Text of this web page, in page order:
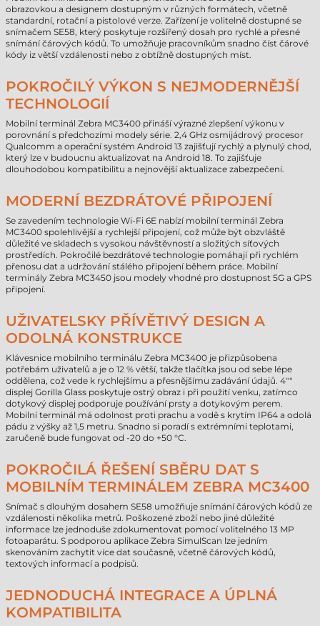
obrazovkou a designem dostupným v různých formátech, včetně
standardní, rotační a pistolové verze. Zařízení je volitelně dostupné se
snímačem SE58, který poskytuje rozšířený dosah pro rychlé a přesné
snímání čárových kódů. To umožňuje pracovníkům snadno číst čárové
kódy iz větší vzdálenosti nebo z obtížně dostupných míst.
POKROČILÝ VÝKON S NEJMODERNĚJŠÍ
TECHNOLOGIÍ
Mobilní terminál Zebra MC3400 přináší výrazné zlepšení výkonu v
porovnání s předchozími modely série. 2,4 GHz osmijádrový procesor
Qualcomm a operační systém Android 13 zajišťují rychlý a plynulý chod,
který lze v budoucnu aktualizovat na Android 18. To zajišťuje
dlouhodobou kompatibilitu a nejnovější aktualizace zabezpečení.
MODERNÍ BEZDRÁTOVÉ PŘIPOJENÍ
Se zavedením technologie Wi-Fi 6E nabízí mobilní terminál Zebra
MC3400 spolehlivější a rychlejší připojení, což může být obzvláště
důležité ve skladech s vysokou návštěvností a složitých síťových
prostředích. Pokročilé bezdrátové technologie pomáhají při rychlém
přenosu dat a udržování stálého připojení během práce. Mobilní
terminály Zebra MC3450 jsou modely vhodné pro dostupnost 5G a GPS
připojení.
UŽIVATELSKY PŘÍVĚTIVÝ DESIGN A
ODOLNÁ KONSTRUKCE
Klávesnice mobilního terminálu Zebra MC3400 je přizpůsobena
potřebám uživatelů a je o 12 % větší, takže tlačítka jsou od sebe lépe
oddělena, což vede k rychlejšímu a přesnějšímu zadávání údajů. 4""
displej Gorilla Glass poskytuje ostrý obraz i při použití venku, zatímco
dotykový displej podporuje používání prsty a dotykovým perem.
Mobilní terminál má odolnost proti prachu a vodě s krytím IP64 a odolá
pádu z výšky až 1,5 metru. Snadno si poradí s extrémními teplotami,
zaručeně bude fungovat od -20 do +50 °C.
POKROČILÁ ŘEŠENÍ SBĚRU DAT S
MOBILNÍM TERMINÁLEM ZEBRA MC3400
Snímač s dlouhým dosahem SE58 umožňuje snímání čárových kódů ze
vzdálenosti několika metrů. Poškozené zboží nebo jiné důležité
informace lze jednoduše zdokumentovat pomocí volitelného 13 MP
fotoaparátu. S podporou aplikace Zebra SimulScan lze jedním
skenováním zachytit více dat současně, včetně čárových kódů,
textových informací a podpisů.
JEDNODUCHÁ INTEGRACE A ÚPLNÁ
KOMPATIBILITA